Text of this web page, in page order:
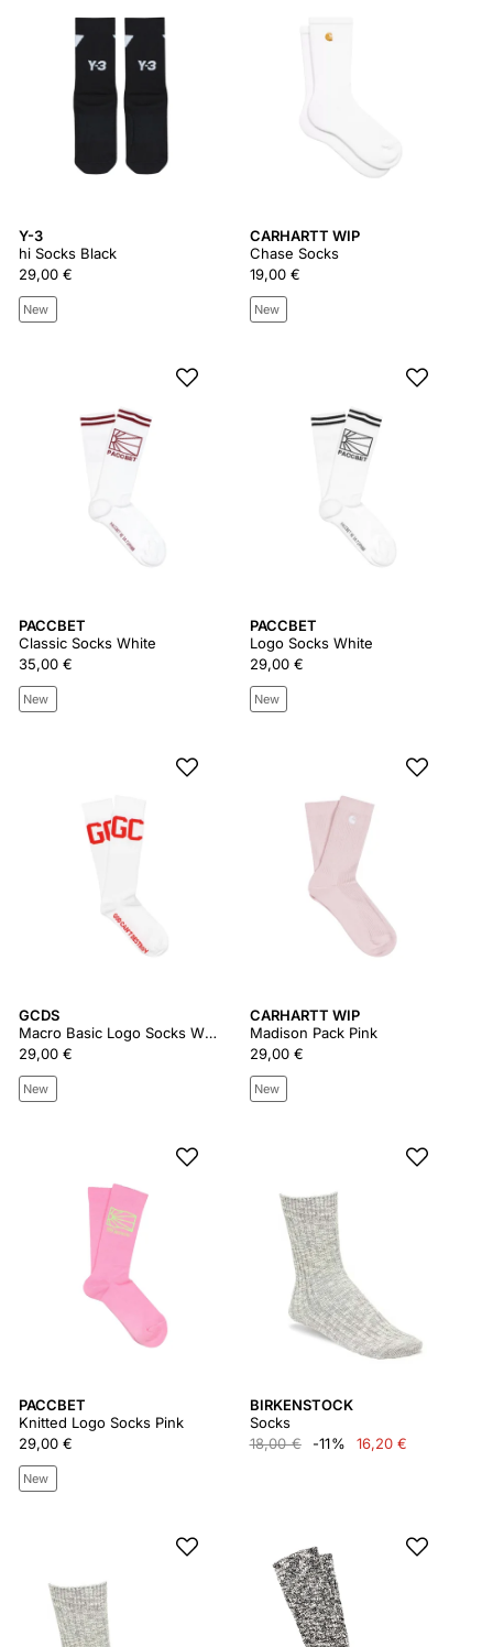
Y-3
hi Socks Black
29,00 €
New
CARHARTT WIP
Chase Socks
19,00 €
New
PACCBET
Classic Socks White
35,00 €
New
PACCBET
Logo Socks White
29,00 €
New
GCDS
Macro Basic Logo Socks White
29,00 €
New
CARHARTT WIP
Madison Pack Pink
29,00 €
New
PACCBET
Knitted Logo Socks Pink
29,00 €
New
BIRKENSTOCK
Socks
18,00 €
-11% 16,20 €